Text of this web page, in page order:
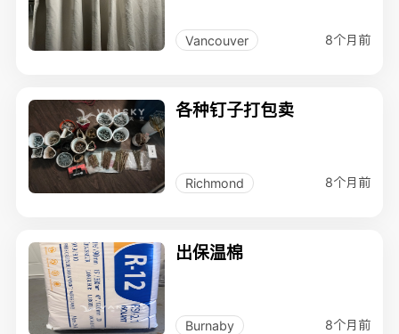
Vancouver 8个月前
各种钉子打包卖
Richmond 8个月前
出保温棉
Burnaby 8个月前